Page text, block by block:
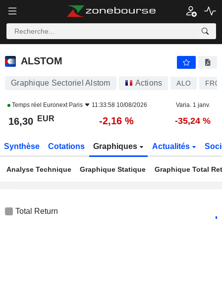
ALSTOM
ALSTOM
Graphique Sectoriel Alstom Actions ALO
Temps réel Euronext Paris 11:33:58 10/08/2026 Varia. 1 janv.
16,30 EUR -2,16 % -35,24 %
Synthèse Cotations Graphiques Actualités
Analyse Technique Graphique Statique Graphique Total
Total Return